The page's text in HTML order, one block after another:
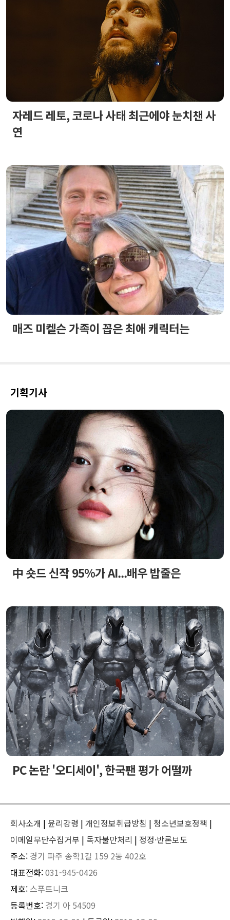
자레드 레토, 코로나 사태 최근에야 눈치챈 사
연
매즈 미켈슨 가족이 꼽은 최애 캐릭터는
기획기사
中 숏드 신작 95%가 AI...배우 밥줄은
PC 논란 '오디세이', 한국팬 평가 어떨까
회사소개 | 윤리강령 | 개인정보취급방침 | 청소년보호정책 |
이메일무단수집거부 | 독자불만처리 | 정정·반론보도
주소: 경기 파주 송학1길 159 2동 402호
대표전화:031-945-0426
제호: 스푸트니크
등록번호: 경기 아 54509